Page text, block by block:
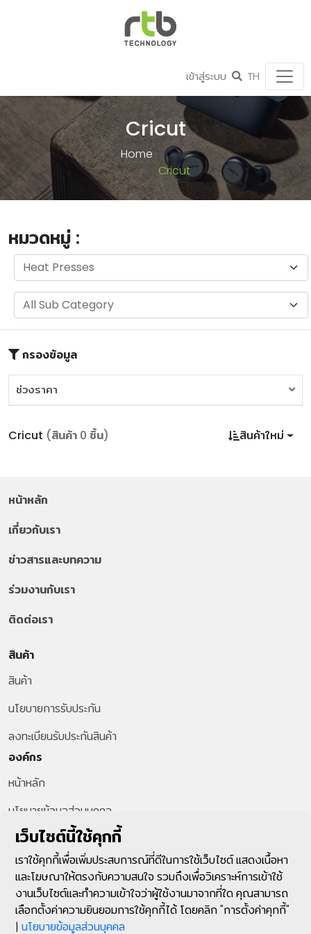
เข้าสู่ระบบ TH
Cricut
Home
Cricut
หมวดหมู่ :
กรองข้อมูล
ช่วงราคา
Cricut (สินค้า 0 ชิ้น) สินค้าใหม่
หน้าหลัก
เกี่ยวกับเรา
ข่าวสารและบทความ
ร่วมงานกับเรา
ติดต่อเรา
สินค้า
สินค้า
นโยบายการรับประกัน
ลงทะเบียนรับประกันสินค้า
องค์กร
หน้าหลัก
นโยบายข้อมูลส่วนบุคคล
สายด่วนลูกค้า
+66-2-287-1599
ติดตามเรา
เว็บไซต์นี้ใช้คุกกี้
เราใช้คุกกี้เพื่อเพิ่มประสบการณ์ที่ดีในการใช้เว็บไซต์ แสดงเนื้อหา
และโฆษณาให้ตรงกับความสนใจ รวมถึงเพื่อวิเคราะห์การเข้าใช้
งานเว็บไซต์และทำความเข้าใจว่าผู้ใช้งานมาจากที่ใด คุณสามารถ
เลือกตั้งค่าความยินยอมการใช้คุกกี้ได้ โดยคลิก "การตั้งค่าคุกกี้"
|นโยบายข้อมูลส่วนบุคคล